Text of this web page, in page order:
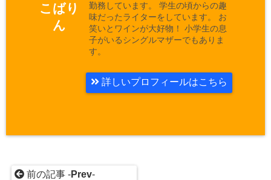
こばり
ん
勤務しています。 学生の頃からの趣
味だったライターをしています。 お
笑いとワインが大好物！ 小学生の息
子がいるシングルマザーでもありま
す。
詳しいプロフィールはこちら
前の記事 -Prev-